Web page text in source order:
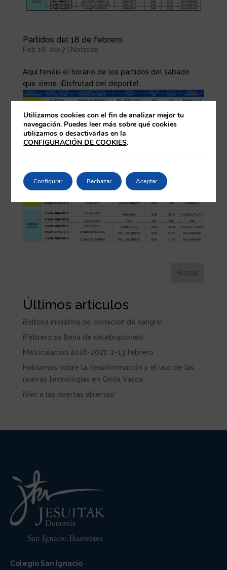
Partidos del 18 de febrero
Feb 16, 2017| Noticias
Aquí tenéis el horario de los partidos del sábado
que viene. ¡Disfrutad del deporte!
Buscar
Últimos artículos
¡Exitosa iniciativa de donación de sangre!
¡Febrero se llena de celebraciones!
Matriculación 2026-2027: 2-13 febrero
Hablamos sobre la desinformación y el uso de las
nuevas tecnologías en Onda Vasca
¡Ven a las puertas abiertas!
Colegio San Ignacio
Utilizamos cookies con el fin de analizar mejor tu
navegación. Puedes leer más sobre qué cookies
utilizamos o desactivarlas en la
CONFIGURACIÓN DE COOKIES.
Aceptar
Rechazar
Configurar